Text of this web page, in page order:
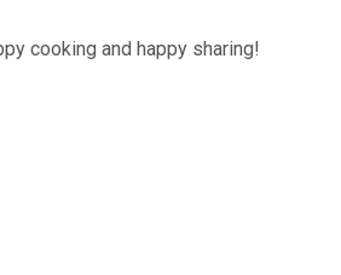
cooking and happy sharing!